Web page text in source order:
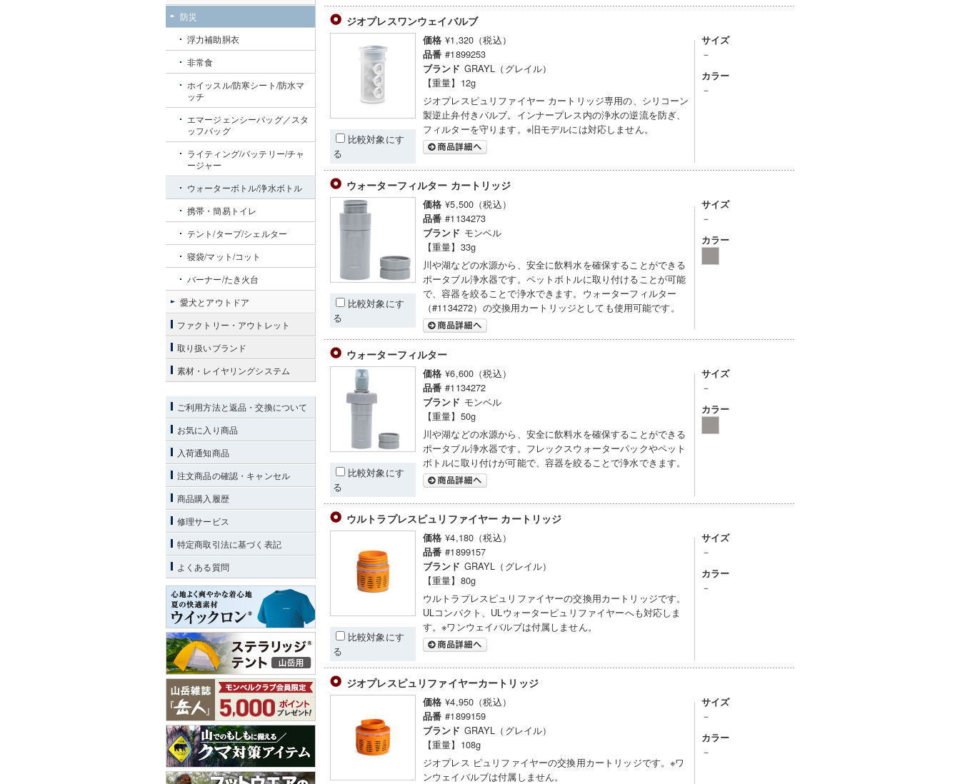
ジオプレスワンウェイバルブ
比較対象にす
る
価格 ¥1,320（税込）
品番 #1899253
ブランド GRAYL（グレイル）
【重量】12g
ジオプレスピュリファイヤー カートリッジ専用の、シリコーン
製逆止弁付きバルブ。インナープレス内の浄水の逆流を防ぎ、
フィルターを守ります。※旧モデルには対応しません。
サイズ
－
カラー
－
ウォーターフィルター カートリッジ
比較対象にす
る
価格 ¥5,500（税込）
品番 #1134273
ブランド モンベル
【重量】33g
川や湖などの水源から、安全に飲料水を確保することができる
ポータブル浄水器です。ペットボトルに取り付けることが可能
で、容器を絞ることで浄水できます。ウォーターフィルター
（#1134272）の交換用カートリッジとしても使用可能です。
サイズ
－
カラー
ウォーターフィルター
比較対象にす
る
価格 ¥6,600（税込）
品番 #1134272
ブランド モンベル
【重量】50g
川や湖などの水源から、安全に飲料水を確保することができる
ポータブル浄水器です。フレックスウォーターパックやペット
ボトルに取り付けが可能で、容器を絞ることで浄水できます。
サイズ
－
カラー
ウルトラプレスピュリファイヤー カートリッジ
比較対象にす
る
価格 ¥4,180（税込）
品番 #1899157
ブランド GRAYL（グレイル）
【重量】80g
ウルトラプレスピュリファイヤーの交換用カートリッジです。
ULコンパクト、ULウォーターピュリファイヤーへも対応しま
す。※ワンウェイバルブは付属しません。
サイズ
－
カラー
－
ジオプレスピュリファイヤーカートリッジ
価格 ¥4,950（税込）
品番 #1899159
ブランド GRAYL（グレイル）
【重量】108g
ジオプレス ピュリファイヤーの交換用カートリッジです。※ワ
ンウェイバルブは付属しません。
サイズ
－
カラー
－
防災
浮力補助胴衣
非常食
ホイッスル/防寒シート/防水マ
ッチ
エマージェンシーバッグ／スタ
ッフバッグ
ライティング/バッテリー/チャ
ージャー
ウォーターボトル/浄水ボトル
携帯・簡易トイレ
テント/タープ/シェルター
寝袋/マット/コット
バーナー/たき火台
愛犬とアウトドア
ファクトリー・アウトレット
取り扱いブランド
素材・レイヤリングシステム
ご利用方法と返品・交換について
お気に入り商品
入荷通知商品
注文商品の確認・キャンセル
商品購入履歴
修理サービス
特定商取引法に基づく表記
よくある質問